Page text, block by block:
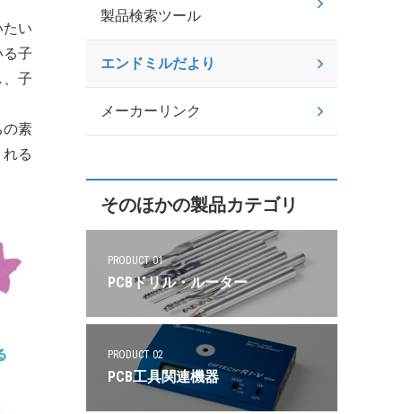
い
子
子
素
る
製品検索ツール
エンドミルだより
メーカーリンク
そのほかの製品カテゴリ
PRODUCT 01
PCBドリル・ルーター
PRODUCT 02
PCB工具関連機器